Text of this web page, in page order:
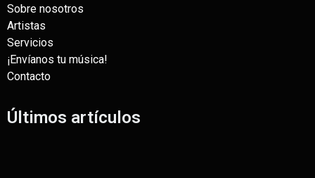
Sobre nosotros
Artistas
Servicios
¡Envíanos tu música!
Contacto
Últimos artículos